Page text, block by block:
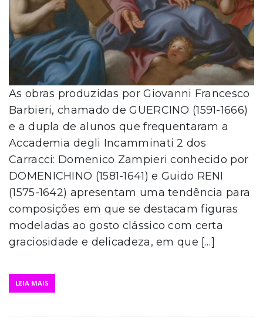
As obras produzidas por Giovanni Francesco
Barbieri, chamado de GUERCINO (1591-1666)
e a dupla de alunos que frequentaram a
Accademia degli Incamminati 2 dos
Carracci: Domenico Zampieri conhecido por
DOMENICHINO (1581-1641) e Guido RENI
(1575-1642) apresentam uma tendência para
composições em que se destacam figuras
modeladas ao gosto clássico com certa
graciosidade e delicadeza, em que […]
LEIA MAIS